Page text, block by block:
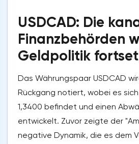
USDCAD: Die
Finanzbehörden
Geldpolitik
Das Währungspaar USDCAD
Rückgang notiert, wobei es
1,3400 befindet und einen
entwickelt. Zuvor zeigte der
negative Dynamik, die es dem